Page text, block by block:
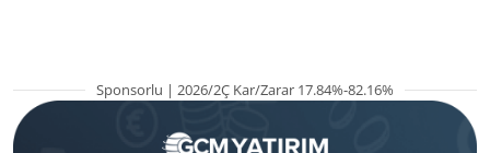
Sponsorlu | 2026/2Ç Kar/Zarar 17.84%-82.16%